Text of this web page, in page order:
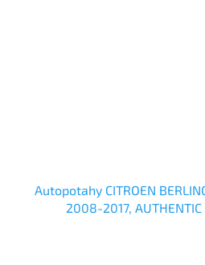
Autopotahy CITROEN
2008-2017,